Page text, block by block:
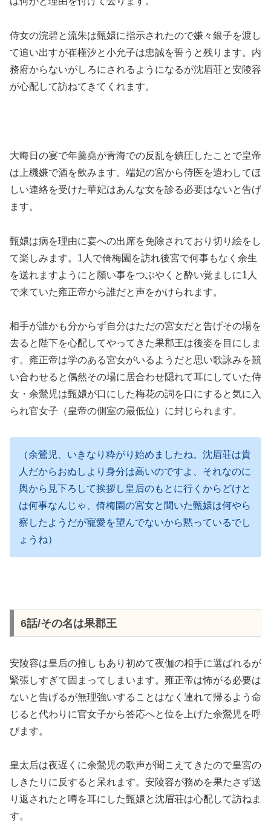
侍女の浣碧と流朱は甄嬛に指示されたので嫌々銀子を渡し
て追い出すが崔槿汐と小允子は忠誠を誓うと残ります。内
務府からないがしろにされるようになるが沈眉荘と安陵容
が心配して訪ねてきてくれます。
大晦日の宴で年羹堯が青海での反乱を鎮圧したことで皇帝
は上機嫌で酒を飲みます。端妃の宮から侍医を遣わしてほ
しい連絡を受けた華妃はあんな女を診る必要はないと告げ
ます。
甄嬛は病を理由に宴への出席を免除されており切り絵をし
て楽しみます。1人で倚梅園を訪れ後宮で何事もなく余生
を送れますようにと願い事をつぶやくと酔い覚ましに1人
で来ていた雍正帝から誰だと声をかけられます。
相手が誰かも分からず自分はただの宮女だと告げその場を
去ると陛下を心配してやってきた果郡王は後姿を目にしま
す。雍正帝は学のある宮女がいるようだと思い歌詠みを競
い合わせると偶然その場に居合わせ隠れて耳にしていた侍
女・余鶯児は甄嬛が口にした梅花の詞を口にすると気に入
られ官女子（皇帝の側室の最低位）に封じられます。
（余鶯児、いきなり粋がり始めましたね。沈眉荘は貴
人だからおぬしより身分は高いのですよ、それなのに
輿から見下ろして挨拶し皇后のもとに行くからどけと
は何事なんじゃ、倚梅園の宮女と聞いた甄嬛は何やら
察したようだが寵愛を望んでないから黙っているでし
ょうね）
6話/その名は果郡王
安陵容は皇后の推しもあり初めて夜伽の相手に選ばれるが
緊張しすぎて固まってしまいます。雍正帝は怖がる必要は
ないと告げるが無理強いすることはなく連れて帰るよう命
じると代わりに官女子から答応へと位を上げた余鶯児を呼
びます。
皇太后は夜遅くに余鶯児の歌声が聞こえてきたので皇宮の
しきたりに反すると呆れます。安陵容が務めを果たさず送
り返されたと噂を耳にした甄嬛と沈眉荘は心配して訪ねま
す。